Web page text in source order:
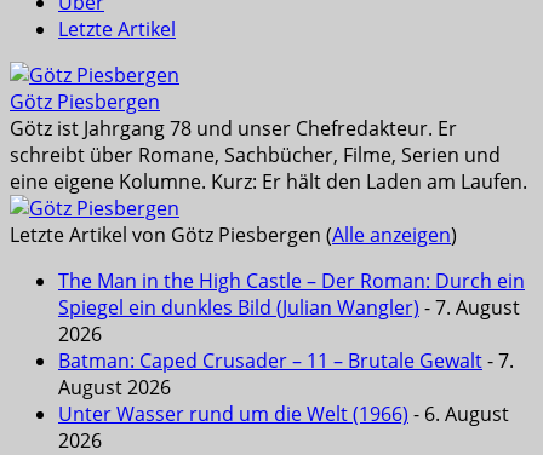
Letzte Artikel
Götz Piesbergen
Götz ist Jahrgang 78 und unser Chefredakteur. Er
schreibt über Romane, Sachbücher, Filme, Serien und
eine eigene Kolumne. Kurz: Er hält den Laden am Laufen.
Letzte Artikel von Götz Piesbergen (Alle anzeigen)
The Man in the High Castle – Der Roman: Durch ein
Spiegel ein dunkles Bild (Julian Wangler) - 7. August
2026
Batman: Caped Crusader – 11 – Brutale Gewalt- 7.
August 2026
Unter Wasser rund um die Welt (1966) - 6. August
2026